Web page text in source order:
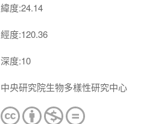
緯度:24.14
經度:120.36
深度:10
中央研究院生物多樣性研究中心